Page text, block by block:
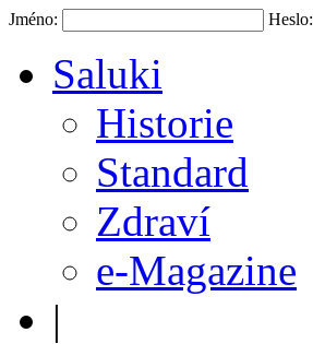
Jméno: Heslo:
Saluki
Historie
Standard
Zdraví
e-Magazine
|